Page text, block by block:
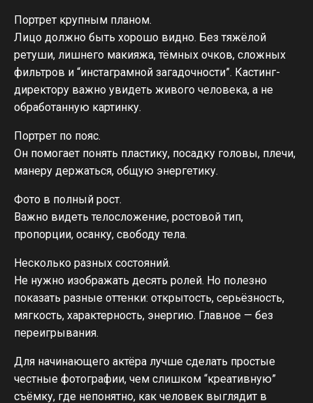
Портрет крупным планом.
Лицо должно быть хорошо видно. Без тяжёлой
ретуши, лишнего макияжа, тёмных очков, сложных
фильтров и “инстаграмной загадочности”. Кастинг-
директору важно увидеть живого человека, а не
обработанную картинку.
Портрет по пояс.
Он помогает понять пластику, посадку головы, плечи,
манеру держаться, общую энергетику.
Фото в полный рост.
Важно видеть телосложение, ростовой тип,
пропорции, осанку, свободу тела.
Несколько разных состояний.
Не нужно изображать десять ролей. Но полезно
показать разные оттенки: открытость, серьёзность,
мягкость, характерность, энергию. Главное — без
переигрывания.
Для начинающего актёра лучше сделать простые
честные фотографии, чем слишком “креативную”
съёмку, где непонятно, как человек выглядит в